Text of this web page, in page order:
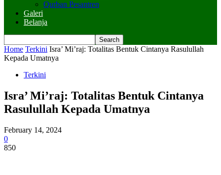
Qurban Pesantren
Galeri
Belanja
Home Terkini Isra’ Mi’raj: Totalitas Bentuk Cintanya Rasulullah
Kepada Umatnya
Terkini
Isra’ Mi’raj: Totalitas Bentuk Cintanya
Rasulullah Kepada Umatnya
February 14, 2024
0
850